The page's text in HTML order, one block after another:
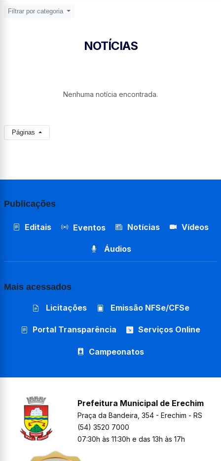
Filtrar por categoria
NOTÍCIAS
Nenhuma notícia encontrada.
Páginas
Publicações
Editais Eventos Notícias Vídeos
Áudios
Mais acessados
Licitações Emissão NFSe/CFSe
Portal Transparência Serviços Online
Campeonatos
Prefeitura Municipal de Erechim
Praça da Bandeira, 354 - Erechim - RS
(54) 3520 7000
07:30h às 11:30h e das 13h às 17h